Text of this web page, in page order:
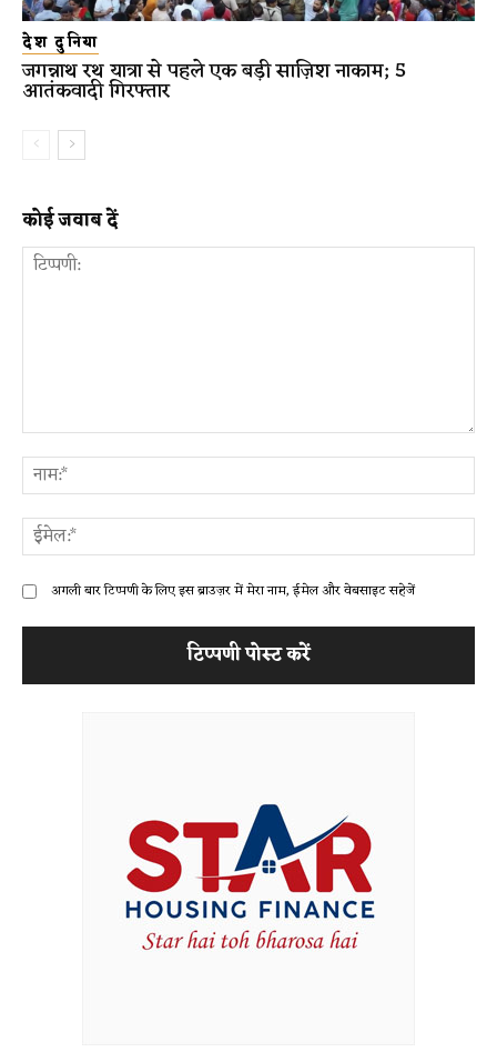
देश दुनिया
जगन्नाथ रथ यात्रा से पहले एक बड़ी साज़िश नाकाम; 5
आतंकवादी गिरफ्तार
कोई जवाब दें
अगली बार टिप्पणी के लिए इस ब्राउज़र में मेरा नाम, ईमेल और वेबसाइट सहेजें